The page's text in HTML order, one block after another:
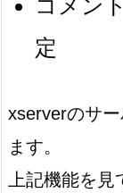
コメン
定
xserverのサ
ます。
上記機能を見